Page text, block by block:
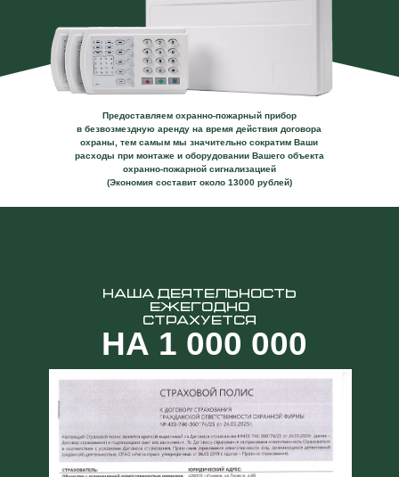
Предоставляем охранно-пожарный прибор
в безвозмездную аренду на время действия договора
охраны, тем самым мы значительно сократим Ваши
расходы при монтаже и оборудовании Вашего объекта
охранно-пожарной сигнализацией
(Экономия составит около 13000 рублей)
НАША ДЕЯТЕЛЬНОСТЬ
ЕЖЕГОДНО
СТРАХУЕТСЯ
НА 1 000 000